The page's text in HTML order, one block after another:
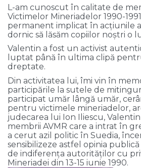
L-am cunoscut în calitate de
Victimelor Mineriadelor 1990-
permanent implicat în acțiunile
dornic să lăsăm copiilor noștri o
Valentin a fost un activist
luptat până în ultima clipă
dreptate.
Din activitatea lui, îmi vin în
participările la sutele de
participat umăr lângă umăr,
pentru victimele mineriadelor,
judecarea lui Ion Iliescu,
membrii AVMR care a intrat în
a cerut azil politic în Suedia,
sensibilizeze astfel opinia
de indiferența autorităților cu
Mineriadei din 13-15 iunie 1990.